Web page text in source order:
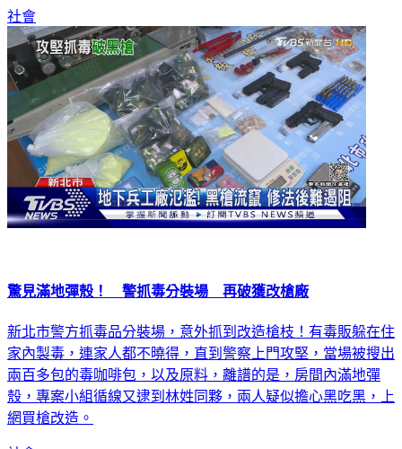
社會
驚見滿地彈殼！ 警抓毒分裝場 再破獲改槍廠
新北市警方抓毒品分裝場，意外抓到改造槍枝！有毒販躲在住
家內製毒，連家人都不曉得，直到警察上門攻堅，當場被搜出
兩百多包的毒咖啡包，以及原料，離譜的是，房間內滿地彈
殼，專案小組循線又逮到林姓同夥，兩人疑似擔心黑吃黑，上
網買槍改造。